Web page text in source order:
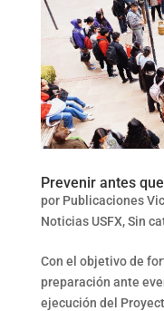
Prevenir antes
por Publicaciones
Noticias USFX,Sin
Con el objetivo de
preparación ante
ejecución del